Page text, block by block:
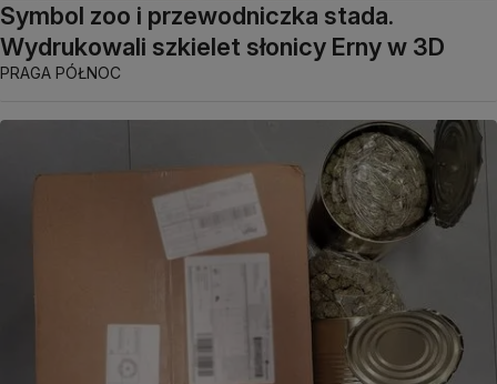
Symbol zoo i przewodniczka stada.
Wydrukowali szkielet słonicy Erny w 3D
PRAGA PÓŁNOC